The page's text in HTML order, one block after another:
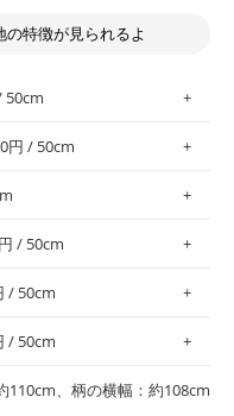
特徴が見られるよ
りを併せ持ち、通気性の
トのオックス生地は、
学グッズにはツイル生
円 / 50cm
す。ベビー用品やハンカ
す。高い吸湿性・通気性
などの洋服
さとなめらかな手触りの
なトップスなどに最適で
のトップス
/ 50cm
生地は、オックス生地よ
な落ち感を感じられるの
/ 50cm
りと厚みがありながらも柔
手です。1枚でも透け感
/ 50cm
110cm、柄の横幅：約108cm